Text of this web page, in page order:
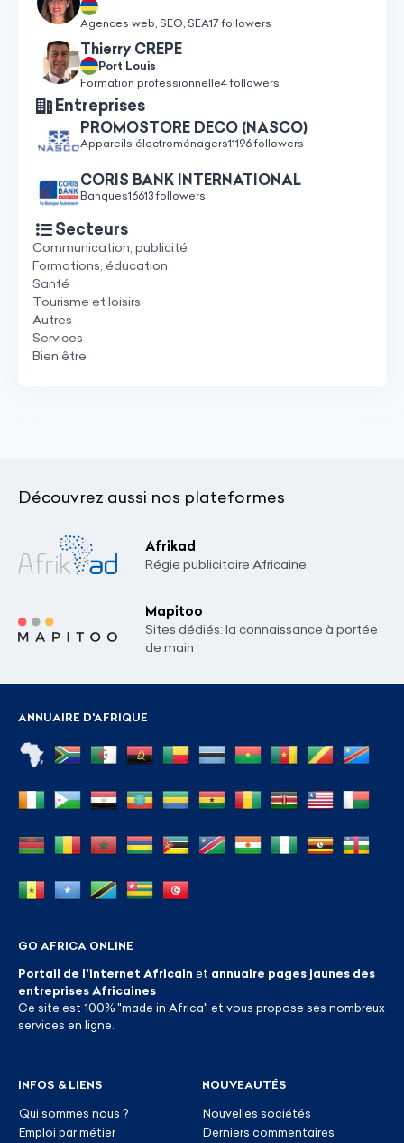
Agences web, SEO, SEA17 followers
Thierry CREPE
Port Louis
Formation professionnelle4 followers
Entreprises
PROMOSTORE DECO (NASCO)
Appareils électroménagers11196 followers
CORIS BANK INTERNATIONAL
Banques16613 followers
Secteurs
Communication, publicité
Formations, éducation
Santé
Tourisme et loisirs
Autres
Services
Bien être
Découvrez aussi nos plateformes
Afrikad
Régie publicitaire Africaine.
Mapitoo
Sites dédiés: la connaissance à portée
de main
ANNUAIRE D'AFRIQUE
GO AFRICA ONLINE
Portail de l'internet Africain et annuaire pages jaunes des
entreprises Africaines
Ce site est 100% "made in Africa" et vous propose ses nombreux
services en ligne.
INFOS & LIENS
Qui sommes nous ?
Emploi par métier
NOUVEAUTÉS
Nouvelles sociétés
Derniers commentaires